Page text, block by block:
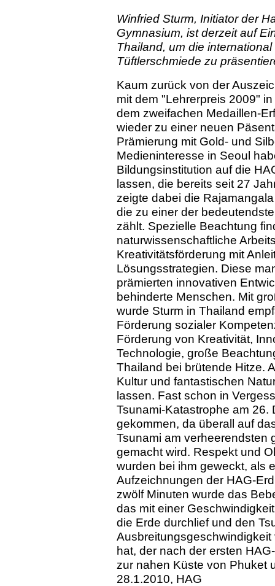
Winfried Sturm, Initiator der
Gymnasium, ist derzeit auf
Thailand, um die
Tüftlerschmiede zu
Kaum zurück von der
mit dem "Lehrerpreis 2009"
dem zweifachen Medaillen-
wieder zu einer neuen
Prämierung mit Gold- und
Medieninteresse in Seoul
Bildungsinstitution auf die
lassen, die bereits seit 27
zeigte dabei die
die zu einer der
zählt. Spezielle Beachtung
naturwissenschaftliche
Kreativitätsförderung mit
Lösungsstrategien. Diese
prämierten innovativen
behinderte Menschen. Mit
wurde Sturm in Thailand
Förderung sozialer
Förderung von Kreativität,
Technologie, große
Thailand bei brütende Hitze.
Kultur und fantastischen
lassen. Fast schon in
Tsunami-Katastrophe am
gekommen, da überall auf
Tsunami am verheerendsten
gemacht wird. Respekt und
wurden bei ihm geweckt, als
Aufzeichnungen der HAG-
zwölf Minuten wurde das
das mit einer
die Erde durchlief und den
hat, der nach der ersten
zur nahen Küste von Phuket
28.1.2010, HAG